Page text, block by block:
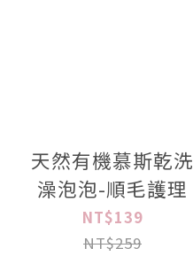
天然有機慕斯乾洗
澡泡泡-順毛護理
NT$139
NT$259